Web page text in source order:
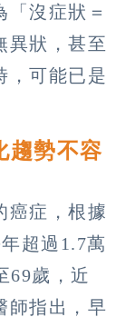
「沒症狀＝
異狀，甚至
，可能已是
勢不容
癌症，根據
超過1.7萬
69歲，近
師指出，早